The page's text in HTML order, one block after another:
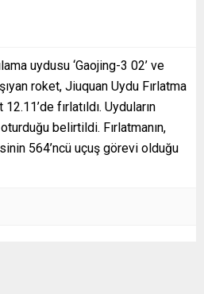
uydusu ‘Gaojing-3 02’ ve
roket, Jiuquan Uydu Fırlatma
fırlatıldı. Uyduların
belirtildi. Fırlatmanın,
564’ncü uçuş görevi olduğu